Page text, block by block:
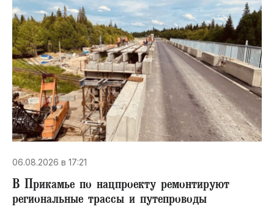
06.08.2026 в 17:21
В Прикамье по нацпроекту ремонтируют
региональные трассы и путепроводы